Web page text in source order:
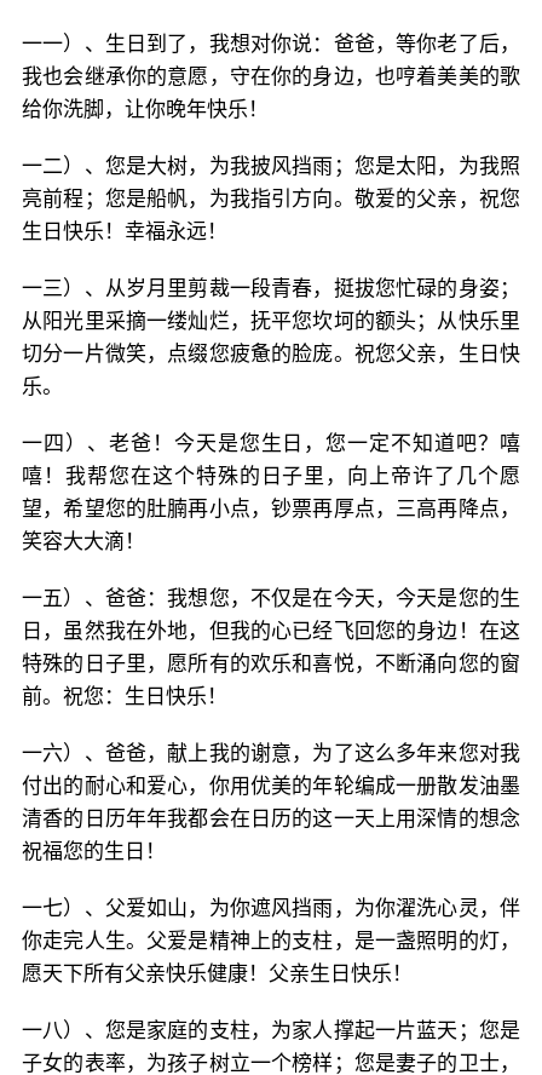
一一）、生日到了，我想对你说：爸爸，等你老了后，
我也会继承你的意愿，守在你的身边，也哼着美美的歌
给你洗脚，让你晚年快乐！
一二）、您是大树，为我披风挡雨；您是太阳，为我照
亮前程；您是船帆，为我指引方向。敬爱的父亲，祝您
生日快乐！幸福永远！
一三）、从岁月里剪裁一段青春，挺拔您忙碌的身姿；
从阳光里采摘一缕灿烂，抚平您坎坷的额头；从快乐里
切分一片微笑，点缀您疲惫的脸庞。祝您父亲，生日快
乐。
一四）、老爸！今天是您生日，您一定不知道吧？嘻
嘻！我帮您在这个特殊的日子里，向上帝许了几个愿
望，希望您的肚腩再小点，钞票再厚点，三高再降点，
笑容大大滴！
一五）、爸爸：我想您，不仅是在今天，今天是您的生
日，虽然我在外地，但我的心已经飞回您的身边！在这
特殊的日子里，愿所有的欢乐和喜悦，不断涌向您的窗
前。祝您：生日快乐！
一六）、爸爸，献上我的谢意，为了这么多年来您对我
付出的耐心和爱心，你用优美的年轮编成一册散发油墨
清香的日历年年我都会在日历的这一天上用深情的想念
祝福您的生日！
一七）、父爱如山，为你遮风挡雨，为你濯洗心灵，伴
你走完人生。父爱是精神上的支柱，是一盏照明的灯，
愿天下所有父亲快乐健康！父亲生日快乐！
一八）、您是家庭的支柱，为家人撑起一片蓝天；您是
子女的表率，为孩子树立一个榜样；您是妻子的卫士，